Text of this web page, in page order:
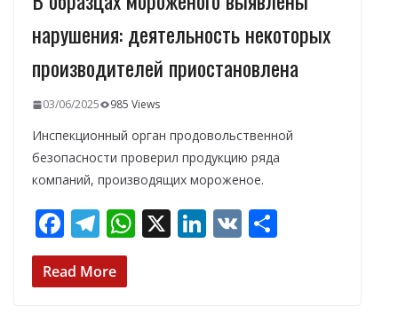
нарушения: деятельность некоторых
производителей приостановлена
03/06/2025 985 Views
Инспекционный орган продовольственной
безопасности проверил продукцию ряда
компаний, производящих мороженое.
F
ac
e
T
el
e
W X Li V
Read More